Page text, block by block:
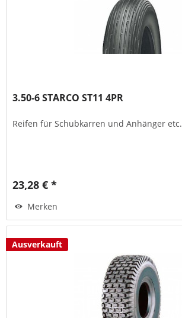
3.50-6 STARCO ST11 4PR
Reifen für Schubkarren und Anhänger etc.
23,28 € *
Merken
Ausverkauft